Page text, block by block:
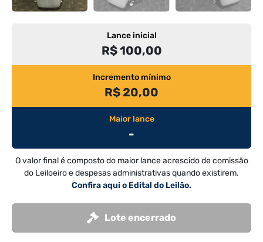
Lance inicial
R$ 100,00
Incremento mínimo
R$ 20,00
Maior lance
-
O valor final é composto do maior lance acrescido de comissão
do Leiloeiro e despesas administrativas quando existirem.
Confira aqui o Edital do Leilão.
Lote encerrado